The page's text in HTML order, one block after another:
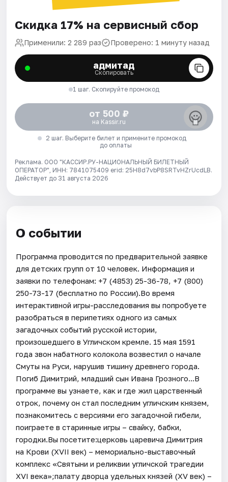
Скидка 17% на сервисный сбор
Применили: 2 289 раз Проверено: 1 минуту назад
адмитад
Скопировать
1 шаг. Скопируйте промокод
от 500 ₽
на Kassir.ru
2 шаг. Выберите билет и примените промокод
до оплаты
Реклама. ООО "КАССИР.РУ-НАЦИОНАЛЬНЫЙ БИЛЕТНЫЙ
ОПЕРАТОР", ИНН: 7841075409 erid: 25H8d7vbP8SRTvHZrUcdLB.
Действует до 31 августа 2026
О событии
Программа проводится по предварительной заявке
для детских групп от 10 человек. Информация и
заявки по телефонам: +7 (4853) 25-36-78, +7 (800)
250-73-17 (бесплатно по России).Во время
интерактивной игры-расследования вы попробуете
разобраться в перипетиях одного из самых
загадочных событий русской истории,
произошедшего в Угличском кремле. 15 мая 1591
года звон набатного колокола возвестил о начале
Смуты на Руси, нарушив тишину древнего города.
Погиб Димитрий, младший сын Ивана Грозного...В
программе вы узнаете, как и где жил царственный
отрок, почему он стал последним угличским князем,
познакомитесь с версиями его загадочной гибели,
поиграете в старинные игры – свайку, бабки,
городки.Вы посетите:церковь царевича Димитрия
на Крови (XVII век) – мемориально-выставочный
комплекс «Святыни и реликвии угличской трагедии
XVI века»;палату дворца удельных князей (XV век) –